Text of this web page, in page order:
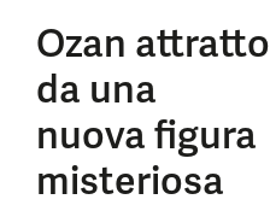
Ozan attratto
da una
nuova figura
misteriosa